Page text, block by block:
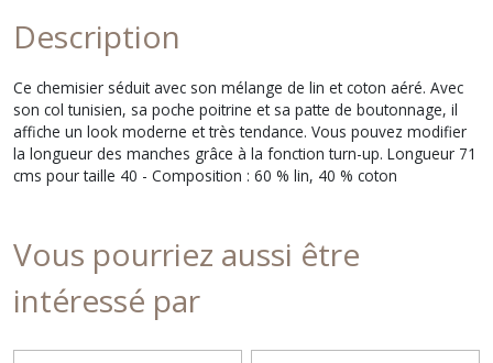
Description
Ce chemisier séduit avec son mélange de lin et coton aéré. Avec
son col tunisien, sa poche poitrine et sa patte de boutonnage, il
affiche un look moderne et très tendance. Vous pouvez modifier
la longueur des manches grâce à la fonction turn-up. Longueur 71
cms pour taille 40 - Composition : 60 % lin, 40 % coton
Vous pourriez aussi être
intéressé par